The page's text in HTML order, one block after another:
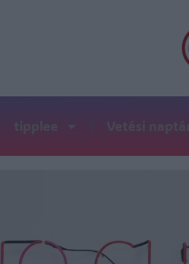
tipplee Vetési